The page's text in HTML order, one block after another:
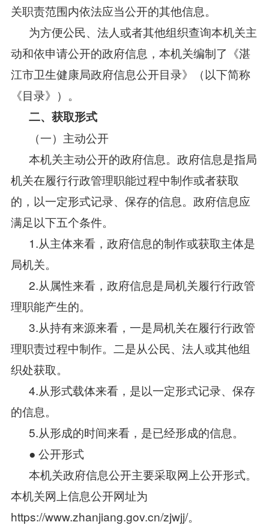
关职责范围内依法应当公开的其他信息。
为方便公民、法人或者其他组织查询本机关主
动和依申请公开的政府信息，本机关编制了《湛
江市卫生健康局政府信息公开目录》（以下简称
《目录》）。
二、获取形式
（一）主动公开
本机关主动公开的政府信息。政府信息是指局
机关在履行行政管理职能过程中制作或者获取
的，以一定形式记录、保存的信息。政府信息应
满足以下五个条件。
1.从主体来看，政府信息的制作或获取主体是
局机关。
2.从属性来看，政府信息是局机关履行行政管
理职能产生的。
3.从持有来源来看，一是局机关在履行行政管
理职责过程中制作。二是从公民、法人或其他组
织处获取。
4.从形式载体来看，是以一定形式记录、保存
的信息。
5.从形成的时间来看，是已经形成的信息。
● 公开形式
本机关政府信息公开主要采取网上公开形式。
本机关网上信息公开网址为
https://www.zhanjiang.gov.cn/zjwjj/。